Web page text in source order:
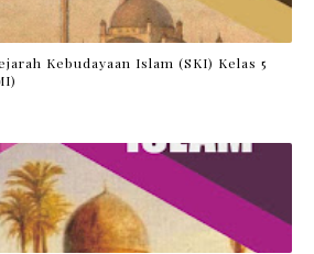
Kebudayaan Islam (SKI) Kelas 5